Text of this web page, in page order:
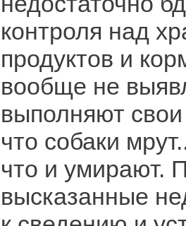
контроля над
продуктов и
вообще не
выполняют
что собаки
что и умирают.
высказанные